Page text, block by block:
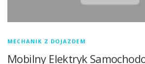
MECHANIK Z DOJAZDEM
Mobilny Elektryk